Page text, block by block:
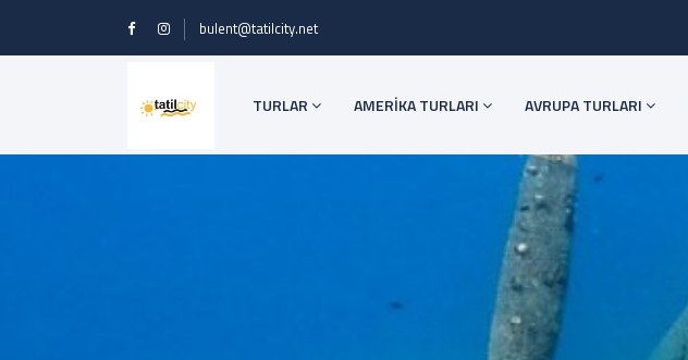
bulent@tatilcity.net
TURLAR AMERİKA TURLARI AVRUPA TURLARI